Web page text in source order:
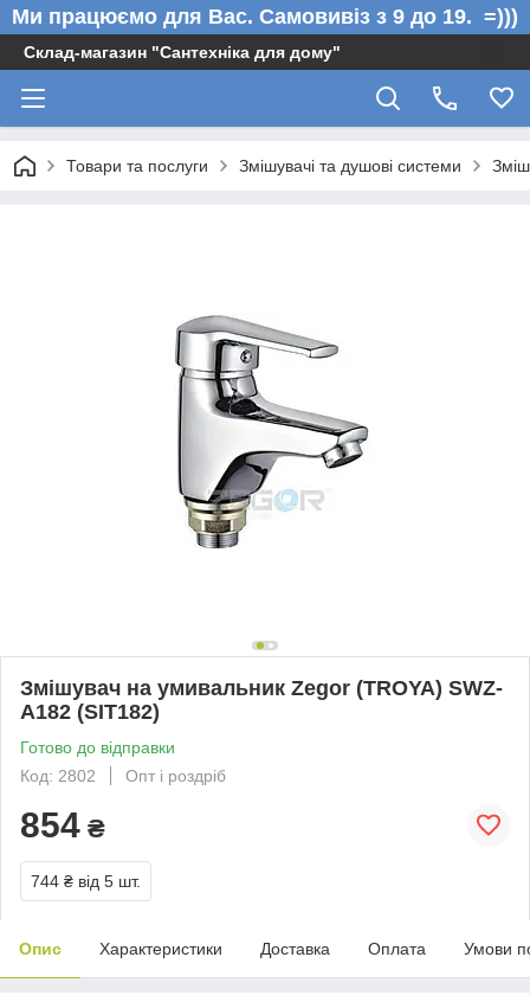
Ми працюємо для Вас. Самовивіз з 9 до 19. =)))
Склад-магазин "Сантехніка для дому"
Товари та послуги Змішувачі та душові системи
Змішувач на умивальник Zegor (TROYA) SWZ-
А182 (SIT182)
Готово до відправки
Код: 2802
Опт і роздріб
854 ₴
744 ₴ від 5 шт.
Опис Характеристики Доставка Оплата Умови